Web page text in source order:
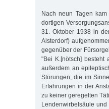
Nach neun Tagen
dortigen
31. Oktober 1938 in
Alsterdorf)
gegenüber der
"Bei K.[nötsch] besteht
außerdem an
Störungen, die im
Erfahrungen in der
zu keiner geregelten
Lendenwirbelsäule